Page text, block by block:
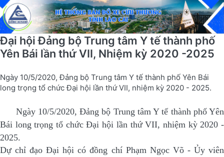
Đại hội Đảng bộ Trung tâm Y tế thành phố
Yên Bái lần thứ VII, Nhiệm kỳ 2020 -2025
Ngày 10/5/2020, Đảng bộ Trung tâm Y tế thành phố Yên Bái
long trọng tổ chức Đại hội lần thứ VII, nhiệm kỳ 2020 - 2025.
Ngày 10/5/2020, Đảng bộ Trung tâm Y tế thành phố Yên
Bái long trọng tổ chức Đại hội lần thứ VII, nhiệm kỳ 2020 -
2025.
Dự chỉ đạo Đại hội có đồng chí Phạm Ngọc Võ - Ủy viên